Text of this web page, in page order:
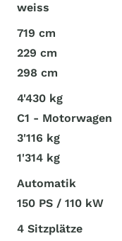
weiss
719 cm
229 cm
298 cm
4'430 kg
C1 - Motorwagen
3'116 kg
1'314 kg
Automatik
150 PS / 110 kW
4 Sitzplätze